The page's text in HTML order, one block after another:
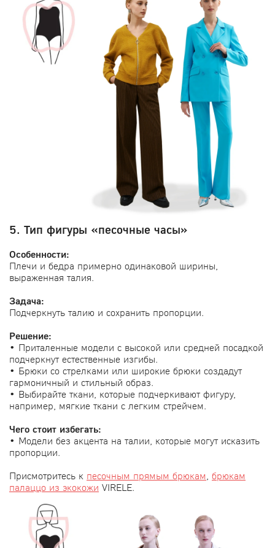
5. Тип фигуры «песочные часы»
Особенности:
Плечи и бедра примерно одинаковой ширины,
выраженная талия.
Задача:
Подчеркнуть талию и сохранить пропорции.
Решение:
• Приталенные модели с высокой или средней посадкой
подчеркнут естественные изгибы.
• Брюки со стрелками или широкие брюки создадут
гармоничный и стильный образ.
• Выбирайте ткани, которые подчеркивают фигуру,
например, мягкие ткани с легким стрейчем.
Чего стоит избегать:
• Модели без акцента на талии, которые могут исказить
пропорции.
Присмотритесь к песочным прямым брюкам брюкам
палаццо из экокожи VIRELE.